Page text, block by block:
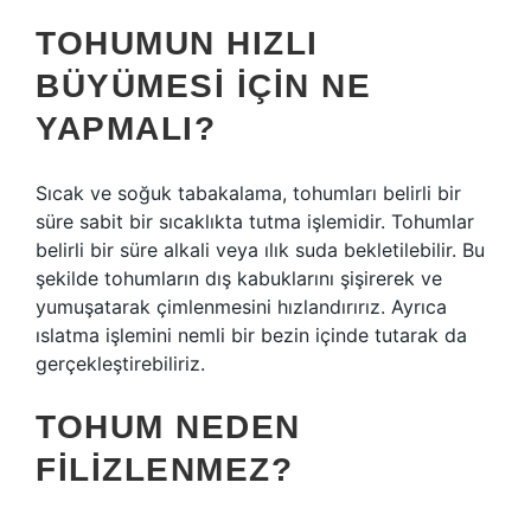
TOHUMUN HIZLI
BÜYÜMESI IÇIN NE
YAPMALI?
Sıcak ve soğuk tabakalama, tohumları belirli bir
süre sabit bir sıcaklıkta tutma işlemidir. Tohumlar
belirli bir süre alkali veya ılık suda bekletilebilir. Bu
şekilde tohumların dış kabuklarını şişirerek ve
yumuşatarak çimlenmesini hızlandırırız. Ayrıca
ıslatma işlemini nemli bir bezin içinde tutarak da
gerçekleştirebiliriz.
TOHUM NEDEN
FILIZLENMEZ?